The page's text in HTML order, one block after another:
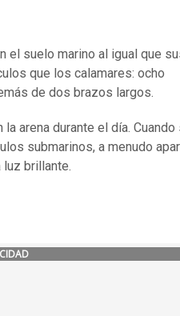
el suelo marino al igual que
que los calamares: ocho
de dos brazos largos.
arena durante el día. Cuando
submarinos, a menudo
brillante.